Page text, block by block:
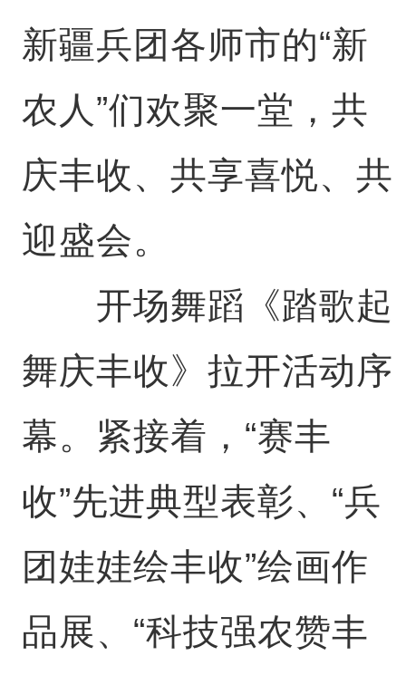
新疆兵团各师市的“新
农人”们欢聚一堂，共
庆丰收、共享喜悦、共
迎盛会。
开场舞蹈《踏歌起
舞庆丰收》拉开活动序
幕。紧接着，“赛丰
收”先进典型表彰、“兵
团娃娃绘丰收”绘画作
品展、“科技强农赞丰